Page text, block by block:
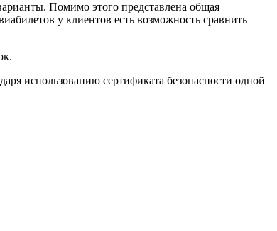
Помимо этого представлена общая
у клиентов есть возможность сравнить
использованию сертификата безопасности одной